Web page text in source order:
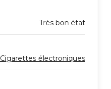
Très bon état
Cigarettes électroniques